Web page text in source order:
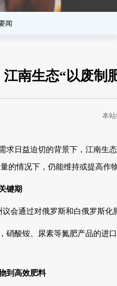
闻
江南生态“以废制
本
日益迫切的背景下，江南生
的情况下，仍能维持或提高
键期
会通过对俄罗斯和白俄罗斯化
酸铵、尿素等氮肥产品的进
到高效肥料